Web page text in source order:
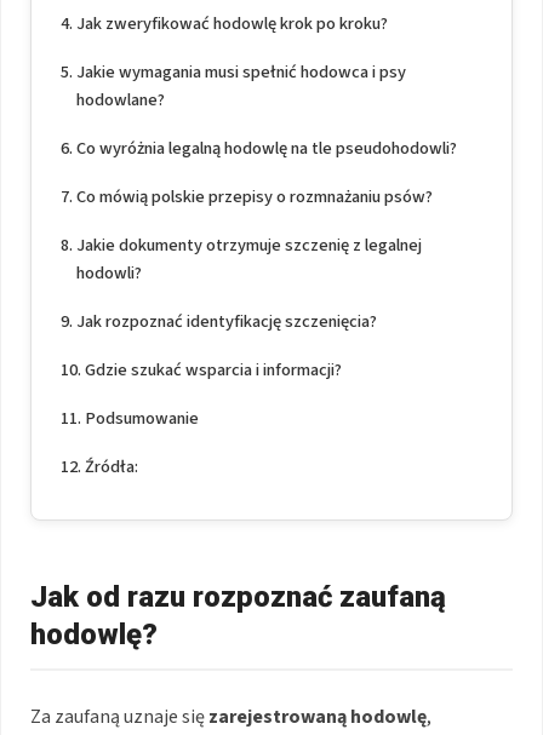
Jak zweryfikować hodowlę krok po kroku?
Jakie wymagania musi spełnić hodowca i psy
hodowlane?
Co wyróżnia legalną hodowlę na tle pseudohodowli?
Co mówią polskie przepisy o rozmnażaniu psów?
Jakie dokumenty otrzymuje szczenię z legalnej
hodowli?
Jak rozpoznać identyfikację szczenięcia?
Gdzie szukać wsparcia i informacji?
Podsumowanie
Źródła:
Jak od razu rozpoznać zaufaną
hodowlę?
Za zaufaną uznaje sięzarejestrowaną hodowlę,